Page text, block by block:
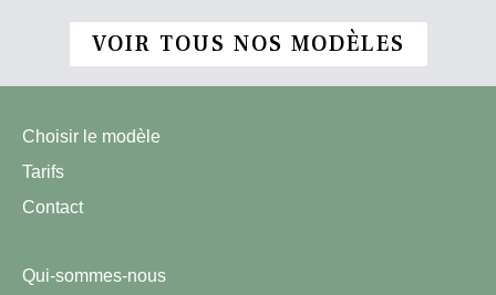
VOIR TOUS NOS MODÈLES
Choisir le modèle
Tarifs
Contact
Qui-sommes-nous